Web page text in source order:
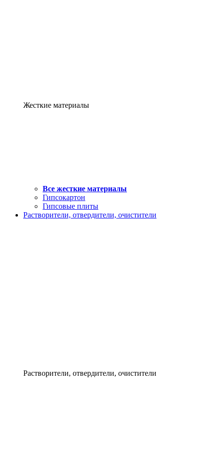
Жесткие материалы
Все жесткие материалы
Гипсокартон
Гипсовые плиты
Растворители, отвердители, очистители
Растворители, отвердители, очистители